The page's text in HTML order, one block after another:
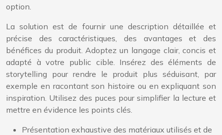
option.
La solution est de fournir une description détaillée et
précise des caractéristiques, des avantages et des
bénéfices du produit. Adoptez un langage clair, concis et
adapté à votre public cible. Insérez des éléments de
storytelling pour rendre le produit plus séduisant, par
exemple en racontant son histoire ou en expliquant son
inspiration. Utilisez des puces pour simplifier la lecture et
mettre en évidence les points clés.
Présentation exhaustive des matériaux utilisés et de